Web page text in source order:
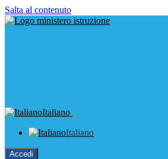
Salta al contenuto
Italiano
Italiano
Accedi